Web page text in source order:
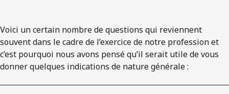
S’abonner aux articles Osler
Voici un certain nombre de questions qui reviennent
souvent dans le cadre de l’exercice de notre profession et
c’est pourquoi nous avons pensé qu’il serait utile de vous
donner quelques indications de nature générale :